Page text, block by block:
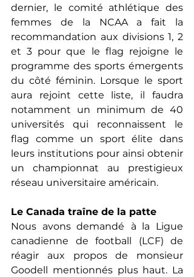
dernier, le comité athlétique des
femmes de la NCAA a fait la
recommandation aux divisions 1, 2
et 3 pour que le flag rejoigne le
programme des sports émergents
du côté féminin. Lorsque le sport
aura rejoint cette liste, il faudra
notamment un minimum de 40
universités qui reconnaissent le
flag comme un sport élite dans
leurs institutions pour ainsi obtenir
un championnat au prestigieux
réseau universitaire américain.
Le Canada traîne de la patte
Nous avons demandé
à la Ligue
canadienne de football (LCF) de
réagir aux propos de monsieur
Goodell mentionnés plus haut. La